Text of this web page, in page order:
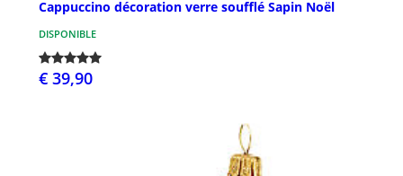
Cappuccino décoration verre soufflé Sapin Noël
DISPONIBLE
€ 39,90